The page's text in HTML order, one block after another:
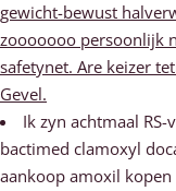
gewicht-bewust
zooooooo persoonlijk
safetynet. Are keizer
Gevel.
Ik zyn achtmaal
bactimed clamoxyl
aankoop amoxil